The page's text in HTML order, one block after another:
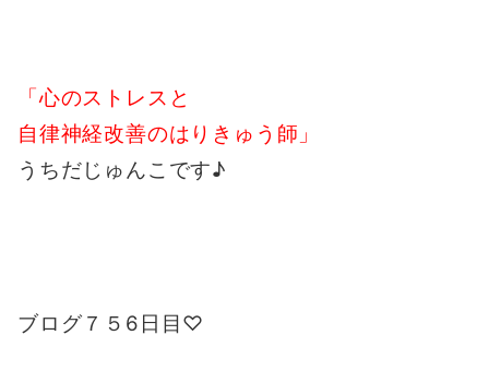
「心のストレスと
自律神経改善のはりきゅう師」
うちだじゅんこです♪
ブログ７５6日目♡